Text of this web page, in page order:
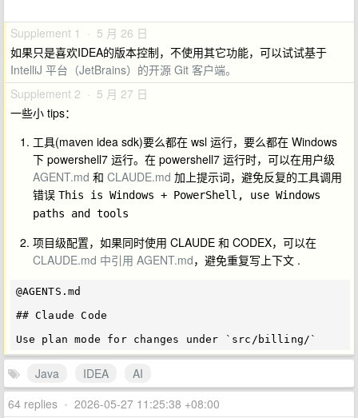
Supplement 1 · 5 月 26 日
如果只是喜欢IDEA的版本控制，不使用其它功能，可以试试基于
IntelliJ 平台（JetBrains）的开源 Git 客户端。
Supplement 2 · 5 月 27 日
一些小 tips：
工具(maven idea sdk)要么都在 wsl 运行，要么都在 Windows
下 powershell7 运行。在 powershell7 运行时，可以在用户级
AGENT.md 和 CLAUDE.md 加上提示词，避免反复的工具调用
错误 This is Windows + PowerShell, use Windows
paths and tools
项目级配置，如果同时使用 CLAUDE 和 CODEX，可以在
CLAUDE.md 中引用 AGENT.md，避免重复写上下文 .
@AGENTS.md
## Claude Code
Java IDEA
AI
64 replies • 2026-05-27 11:25:38 +08:00